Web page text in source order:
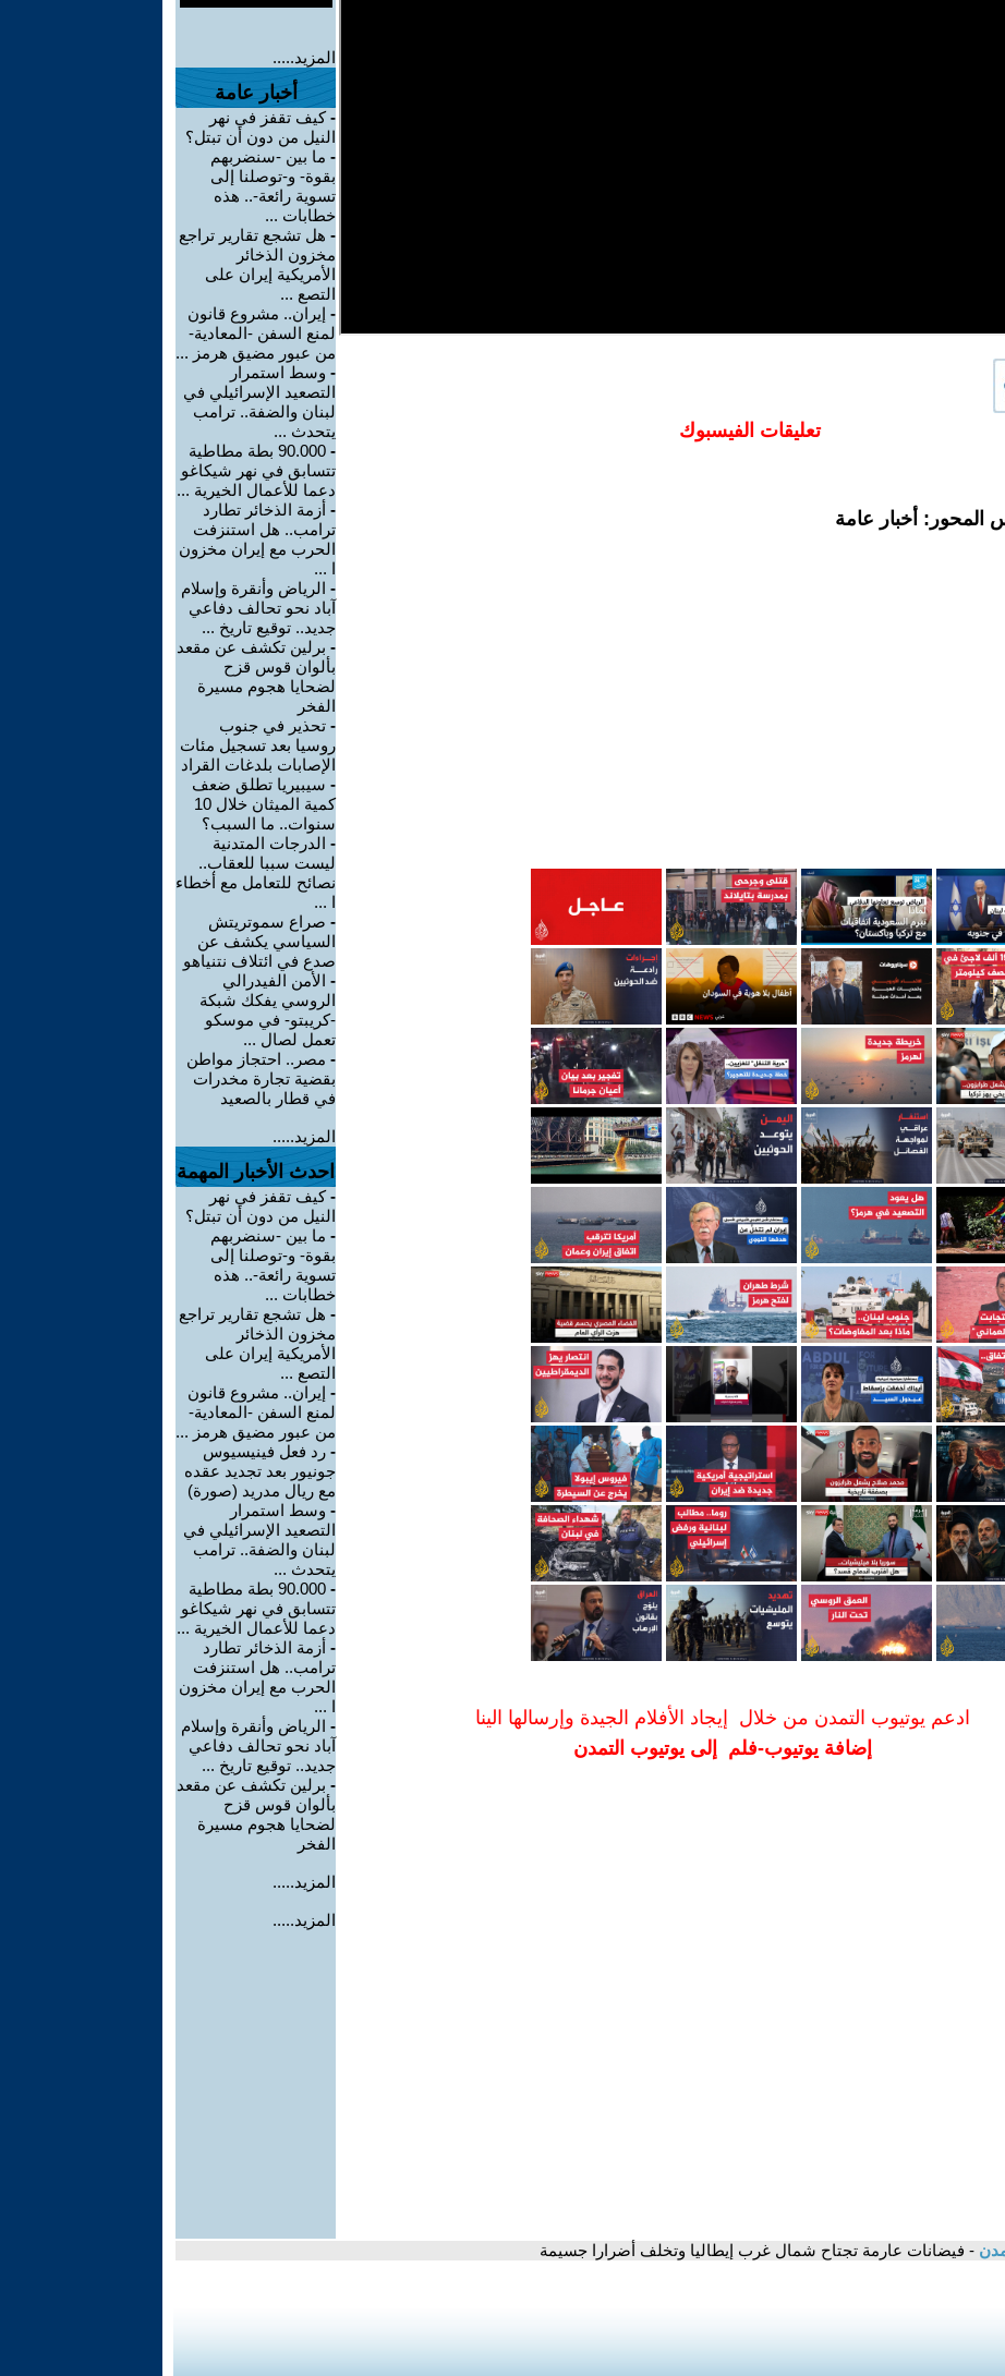
تعليقات الفيسبوك
المحور: أخبار عامة
ادعم يوتيوب التمدن من خلال إيجاد الأفلام الجيدة وإرسالها الينا
إضافة يوتيوب-فلم إلى يوتيوب التمدن
المزيد.....
أخبار عامة
-كيف تقفز في نهر
النيل من دون أن تبتل؟
- ما بين -سنضربهم
بقوة- و-توصلنا إلى
تسوية رائعة-.. هذه
خطابات ...
- هل تشجع تقارير تراجع
مخزون الذخائر
الأمريكية إيران على
التصع ...
- إيران.. مشروع قانون
لمنع السفن -المعادية-
من عبور مضيق هرمز ...
- وسط استمرار
التصعيد الإسرائيلي في
لبنان والضفة.. ترامب
يتحدث ...
-
90.000 بطة مطاطية
تتسابق في نهر شيكاغو
دعما للأعمال الخيرية ...
- أزمة الذخائر تطارد
ترامب.. هل استنزفت
الحرب مع إيران مخزون
ا ...
- الرياض وأنقرة وإسلام
آباد نحو تحالف دفاعي
جديد.. توقيع تاريخ ...
- برلين تكشف عن مقعد
بألوان قوس قزح
لضحايا هجوم مسيرة
الفخر
- تحذير في جنوب
روسيا بعد تسجيل مئات
الإصابات بلدغات القراد
- سيبيريا تطلق ضعف
كمية الميثان خلال 10
سنوات.. ما السبب؟
- الدرجات المتدنية
ليست سببا للعقاب..
نصائح للتعامل مع أخطاء
ا ...
- صراع سموتريتش
السياسي يكشف عن
صدع في ائتلاف نتنياهو
- الأمن الفيدرالي
الروسي يفكك شبكة
-كريبتو- في موسكو
تعمل لصال ...
- مصر.. احتجاز مواطن
بقضية تجارة مخدرات
في قطار بالصعيد
المزيد.....
احدث الأخبار المهمة
-كيف تقفز في نهر
النيل من دون أن تبتل؟
- ما بين -سنضربهم
بقوة- و-توصلنا إلى
تسوية رائعة-.. هذه
خطابات ...
- هل تشجع تقارير تراجع
مخزون الذخائر
الأمريكية إيران على
التصع ...
- إيران.. مشروع قانون
لمنع السفن -المعادية-
من عبور مضيق هرمز ...
- رد فعل فينيسيوس
جونيور بعد تجديد عقده
مع ريال مدريد (صورة)
- وسط استمرار
التصعيد الإسرائيلي في
لبنان والضفة.. ترامب
يتحدث ...
-
90.000 بطة مطاطية
تتسابق في نهر شيكاغو
دعما للأعمال الخيرية ...
- أزمة الذخائر تطارد
ترامب.. هل استنزفت
الحرب مع إيران مخزون
ا ...
- الرياض وأنقرة وإسلام
آباد نحو تحالف دفاعي
جديد.. توقيع تاريخ ...
- برلين تكشف عن مقعد
بألوان قوس قزح
لضحايا هجوم مسيرة
الفخر
المزيد.....
المزيد.....
- فيضانات عارمة تجتاح شمال غرب إيطاليا وتخلف أضرارا جسيمة